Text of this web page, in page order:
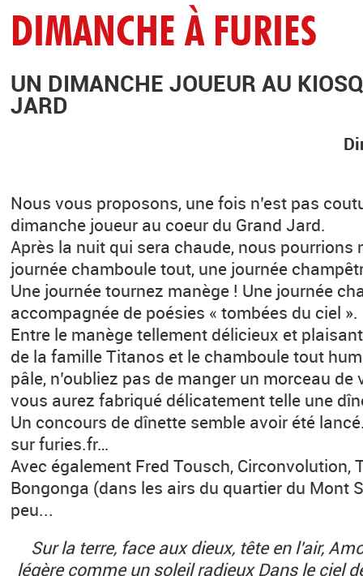
DIMANCHE À FURIES
UN DIMANCHE JOUEUR AU
JARD
Nous vous proposons, une fois n’est pas
dimanche joueur au coeur du Grand Jard.
Après la nuit qui sera chaude, nous pourrions
journée chamboule tout, une journée
Une journée tournez manège ! Une journée
accompagnée de poésies « tombées du ciel ».
Entre le manège tellement délicieux et
de la famille Titanos et le chamboule tout
pâle, n’oubliez pas de manger un morceau
vous aurez fabriqué délicatement telle une
Un concours de dînette semble avoir été
sur furies.fr…
Avec également Fred Tousch, Circonvolution,
Bongonga (dans les airs du quartier du Mont
peu...
Sur la terre, face aux dieux, tête en l’air,
légère comme un soleil radieux Dans le ciel